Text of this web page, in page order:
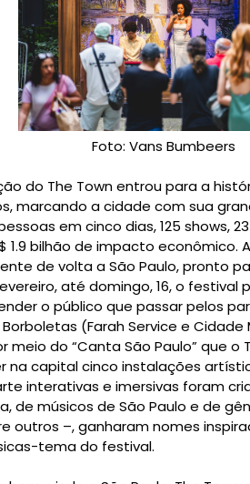
Foto: Vans Bumbeers
do The Town entrou para a
marcando a cidade com sua
em cinco dias, 125 shows,
1.9 bilhão de impacto econômico.
de volta a São Paulo, pronto
até domingo, 16, o
o público que passar pelos
(Farah Service e
meio do “Canta São Paulo” que o
na capital cinco instalações
interativas e imersivas foram
de músicos de São Paulo e de
outros –, ganharam nomes
tema do festival.